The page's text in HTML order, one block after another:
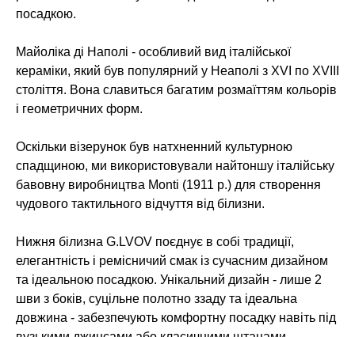
посадкою.
Майоліка ді Наполі - особливий вид італійської
кераміки, який був популярний у Неаполі з XVI по XVIII
століття. Вона славиться багатим розмаїттям кольорів
і геометричних форм.
Оскільки візерунок був натхненний культурною
спадщиною, ми використовували найтоншу італійську
бавовну виробництва Monti (1911 р.) для створення
чудового тактильного відчуття від білизни.
Нижня білизна G.LVOV поєднує в собі традиції,
елегантність і ремісничий смак із сучасним дизайном
та ідеальною посадкою. Унікальний дизайн - лише 2
шви з боків, суцільне полотно ззаду та ідеальна
довжина - забезпечують комфортну посадку навіть під